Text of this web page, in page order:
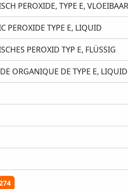
PEROXIDE, TYPE E, VLOEIBAAR
PEROXIDE TYPE E, LIQUID
PEROXID TYP E, FLÜSSIG
ORGANIQUE DE TYPE E,